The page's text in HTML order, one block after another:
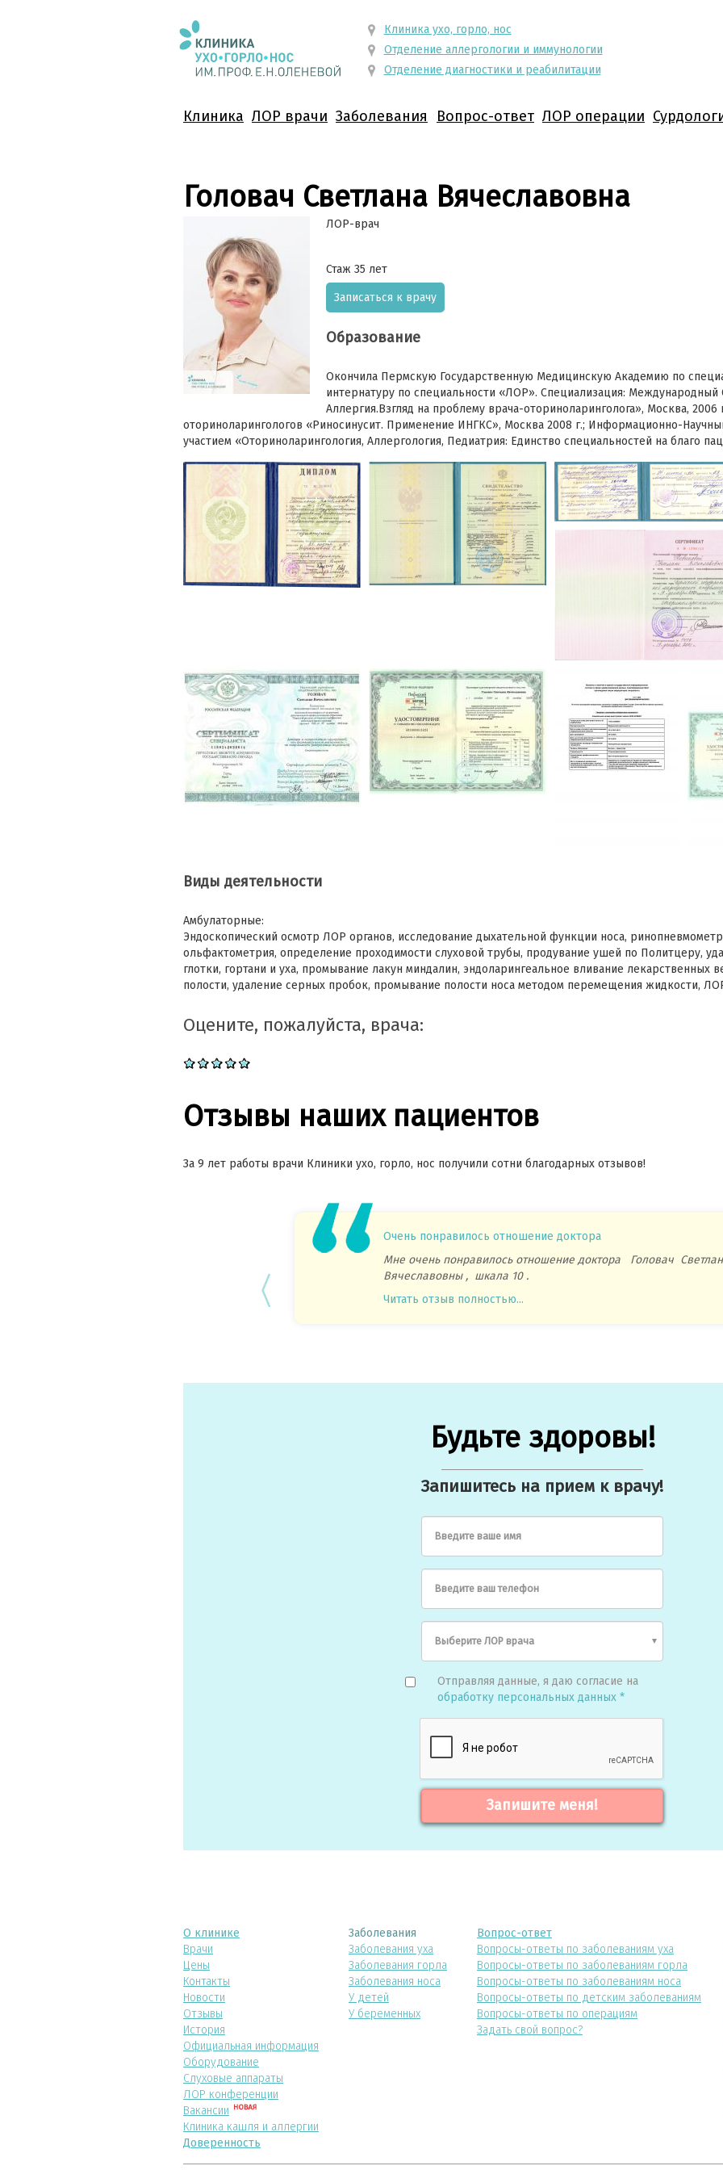
Клиника ухо, горло, нос
Отделение аллергологии и иммунологии
Отделение диагностики и реабилитации
Клиника ЛОР врачи Заболевания Вопрос-ответ ЛОР операции
Головач Светлана Вячеславовна
ЛОР-врач
Стаж 35 лет
Записаться к врачу
Образование
Окончила Пермскую Государственную Медицинскую Академию по
интернатуру по специальности «ЛОР». Специализация: Международный
Аллергия.Взгляд на проблему врача-оториноларинголога», Москва, 2006
оториноларингологов «Риносинусит. Применение ИНГКС», Москва 2008 г.; Информационно-
участием «Оториноларингология, Аллергология, Педиатрия: Единство специальностей на благо
Виды деятельности
Амбулаторные:
Эндоскопический осмотр ЛОР органов, исследование дыхательной функции носа,
ольфактометрия, определение проходимости слуховой трубы, продувание ушей по Политцеру,
глотки, гортани и уха, промывание лакун миндалин, эндоларингеальное вливание лекарственных
полости, удаление серных пробок, промывание полости носа методом перемещения жидкости,
Оцените, пожалуйста, врача:
Отзывы наших пациентов
За 9 лет работы врачи Клиники ухо, горло, нос получили сотни благодарных отзывов!
Очень понравилось отношение доктора
Мне очень понравилось отношение доктора Головач
Вячеславовны , шкала 10 .
Читать отзыв полностью...
Будьте здоровы!
Запишитесь на прием к врачу!
Введите ваше имя
Введите ваш телефон
Отправляя данные, я даю согласие на
обработку персональных данных *
Запишите меня!
О клинике
Врачи
Цены
Контакты
Новости
Отзывы
История
Официальная информация
Оборудование
Слуховые аппараты
ЛОР конференции
Вакансии
Клиника кашля и аллергии
Заболевания
Заболевания уха
Заболевания горла
Заболевания носа
У детей
У беременных
Вопрос-ответ
Вопросы-ответы по заболеваниям уха
Вопросы-ответы по заболеваниям горла
Вопросы-ответы по заболеваниям носа
Вопросы-ответы по детским заболеваниям
Вопросы-ответы по операциям
Задать свой вопрос?
Доверенность